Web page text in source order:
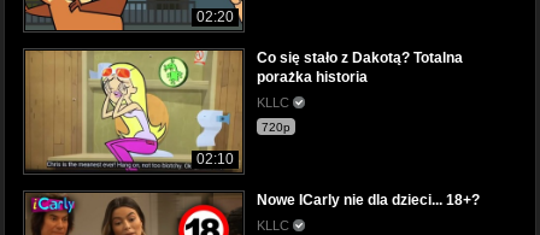
02:20
02:10
Co się stało z Dakotą? Totalna
porażka historia
KLLC
720p
Nowe ICarly nie dla dzieci... 18+?
KLLC